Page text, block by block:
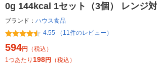
0g 144kcal 1セット（3個） レンジ
ブランド： ハウス食品
4.55 （11件のレビュー）
594円
（税込）
1つあたり 198円 （税込）